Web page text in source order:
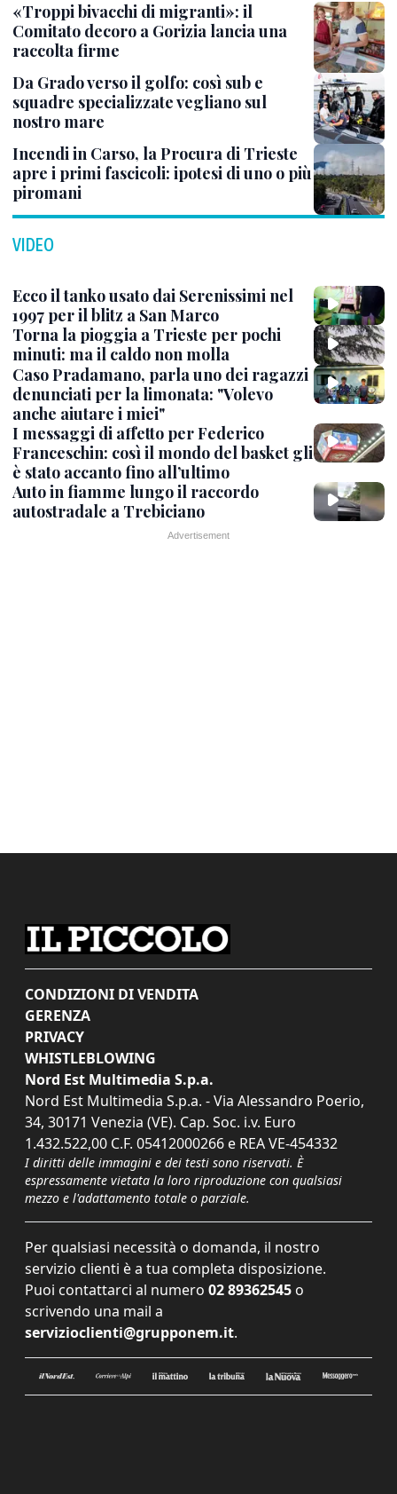
«Troppi bivacchi di migranti»: il
Comitato decoro a Gorizia lancia una
raccolta firme
Da Grado verso il golfo: così sub e
squadre specializzate vegliano sul
nostro mare
Incendi in Carso, la Procura di Trieste
apre i primi fascicoli: ipotesi di uno o più
piromani
VIDEO
Ecco il tanko usato dai Serenissimi nel
1997 per il blitz a San Marco
Torna la pioggia a Trieste per pochi
minuti: ma il caldo non molla
Caso Pradamano, parla uno dei ragazzi
denunciati per la limonata: "Volevo
anche aiutare i miei"
I messaggi di affetto per Federico
Franceschin: così il mondo del basket gli
è stato accanto fino all’ultimo
Auto in fiamme lungo il raccordo
autostradale a Trebiciano
CONDIZIONI DI VENDITA
GERENZA
PRIVACY
WHISTLEBLOWING
Nord Est Multimedia S.p.a.
Nord Est Multimedia S.p.a. - Via Alessandro Poerio,
34, 30171 Venezia (VE). Cap. Soc. i.v. Euro
1.432.522,00 C.F. 05412000266 e REA VE-454332
I diritti delle immagini e dei testi sono riservati. È
espressamente vietata la loro riproduzione con qualsiasi
mezzo e l'adattamento totale o parziale.
Per qualsiasi necessità o domanda, il nostro
servizio clienti è a tua completa disposizione.
Puoi contattarci al numero 02 89362545 o
scrivendo una mail a
servizioclienti@grupponem.it.